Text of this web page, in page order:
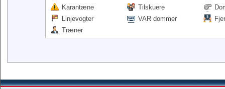
Karantæne
Tilskuere
Linjevogter
VAR dommer
Træner